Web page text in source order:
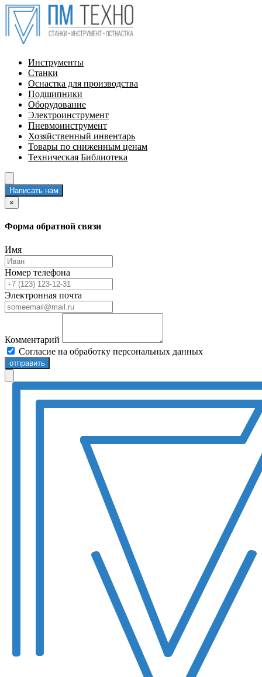
Инструменты
Станки
Оснастка для производства
Подшипники
Оборудование
Электроинструмент
Пневмоинструмент
Хозяйственный инвентарь
Товары по сниженным ценам
Техническая Библиотека
Написать нам
×
Форма обратной связи
Имя
Номер телефона
Электронная почта
Комментарий
Согласие на обработку персональных данных
отправить